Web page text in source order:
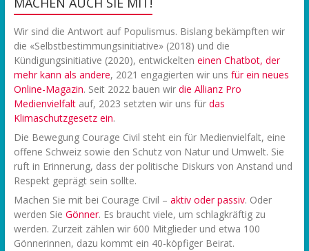
Wir sind die Antwort auf Populismus. Bislang bekämpften wir
die «Selbstbestimmungsinitiative» (2018) und die
Kündigungsinitiative (2020), entwickelten einen Chatbot, der
mehr kann als andere, 2021 engagierten wir uns für ein neues
Online-Magazin. Seit 2022 bauen wir die Allianz Pro
Medienvielfaltauf, 2023 setzten wir uns für das
Klimaschutzgesetz ein.
Die Bewegung Courage Civil steht ein für Medienvielfalt, eine
offene Schweiz sowie den Schutz von Natur und Umwelt. Sie
ruft in Erinnerung, dass der politische Diskurs von Anstand und
Respekt geprägt sein sollte.
Machen Sie mit bei Courage Civil – aktiv oder passiv. Oder
werden Sie Gönner. Es braucht viele, um schlagkräftig zu
werden. Zurzeit zählen wir 600 Mitglieder und etwa 100
Gönnerinnen, dazu kommt ein 40-köpfiger Beirat.